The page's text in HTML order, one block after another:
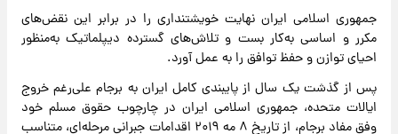
جمهوری اسلامی ایران نهایت خویشتنداری را در برابر این نقض‌های
مکرر و اساسی به‌کار بست و تلاش‌های گسترده دیپلماتیک به‌منظور
احیای توازن و حفظ توافق را به عمل آورد.
پس از گذشت یک سال از پایبندی کامل ایران به برجام علی‌رغم خروج
ایالات متحده، جمهوری اسلامی ایران در چارچوب حقوق مسلم خود
وفق مفاد برجام، از تاریخ ۸ مه ۲۰۱۹ اقدامات جبرانی مرحله‌ای، متناسب